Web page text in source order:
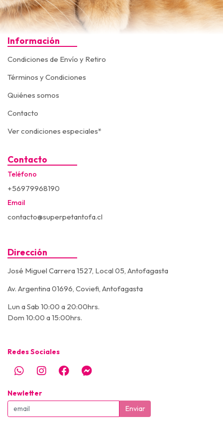
Información
Condiciones de Envío y Retiro
Términos y Condiciones
Quiénes somos
Contacto
Ver condiciones especiales*
Contacto
Teléfono
+56979968190
Email
contacto@superpetantofa.cl
Dirección
José Miguel Carrera 1527, Local 05, Antofagasta
Av. Argentina 01696, Coviefi, Antofagasta
Lun a Sab 10:00 a 20:00hrs.
Dom 10:00 a 15:00hrs.
Redes Sociales
Newletter
Enviar